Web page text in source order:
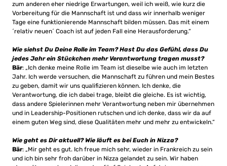
zum anderen eher niedrige Erwartungen, weil ich weiß, wie kurz die
Vorbereitung für die Mannschaft ist und dass wir innerhalb weniger
Tage eine funktionierende Mannschaft bilden müssen. Das mit einem
´relativ neuen´ Coach ist auf jeden Fall eine Herausforderung.“
Wie siehst Du Deine Rolle im Team? Hast Du das Gefühl, dass Du
jedes Jahr ein Stückchen mehr Verantwortung tragen musst?
Bär: „Ich denke meine Rolle im Team ist dieselbe wie auch im letzten
Jahr. Ich werde versuchen, die Mannschaft zu führen und mein Bestes
zu geben, damit wir uns qualifizieren können. Ich denke, die
Verantwortung, die ich dabei trage, bleibt die gleiche. Es ist wichtig,
dass andere Spielerinnen mehr Verantwortung neben mir übernehmen
und in Leadership-Positionen rutschen und ich denke, dass wir da auf
einem guten Weg sind, diese Qualitäten mehr und mehr zu entwickeln.“
Wie geht es Dir aktuell? Wie läuft es bei Euch in Nizza?
Bär: „Mir geht es gut. Ich freue mich sehr, wieder in Frankreich zu sein
und ich bin sehr froh darüber in Nizza gelandet zu sein. Wir haben